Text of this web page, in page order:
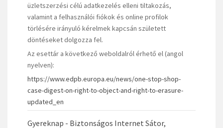
üzletszerzési célú adatkezelés elleni tiltakozás,
valamint a felhasználói fiókok és online profilok
törlésére irányuló kérelmek kapcsán született
döntéseket dolgozza fel.
Az esettár a következő weboldalról érhető el (angol
nyelven):
https://www.edpb.europa.eu/news/one-stop-shop-
case-digest-on-right-to-object-and-right-to-erasure-
updated_en
Gyereknap - Biztonságos Internet Sátor,